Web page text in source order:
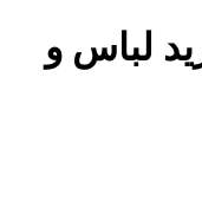
لباس و